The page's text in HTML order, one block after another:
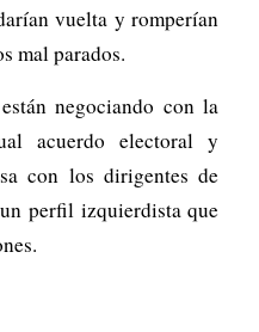
vuelta y romperían
mal parados.
negociando con la
acuerdo electoral y
con los dirigentes de
perfil izquierdista que